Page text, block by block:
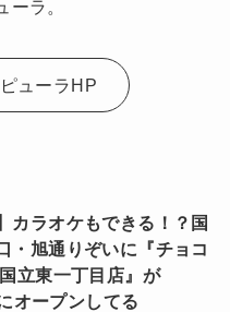
ラ。
ューラHP
カラオケもできる！？国
・旭通りぞいに『チョコ
立東一丁目店』が
オープンしてる